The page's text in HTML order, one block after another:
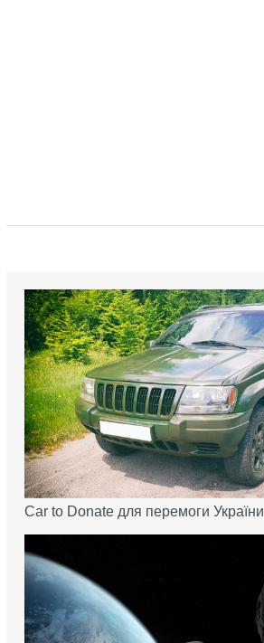
Car to Donate для перемоги України